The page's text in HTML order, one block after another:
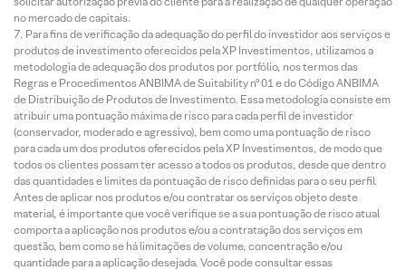
no mercado de capitais.
Para fins de verificação da adequação do perfil do investidor aos serviços e
produtos de investimento oferecidos pela XP Investimentos, utilizamos a
metodologia de adequação dos produtos por portfólio, nos termos das
Regras e Procedimentos ANBIMA de Suitability nº 01 e do Código ANBIMA
de Distribuição de Produtos de Investimento. Essa metodologia consiste em
atribuir uma pontuação máxima de risco para cada perfil de investidor
(conservador, moderado e agressivo), bem como uma pontuação de risco
para cada um dos produtos oferecidos pela XP Investimentos, de modo que
todos os clientes possam ter acesso a todos os produtos, desde que dentro
das quantidades e limites da pontuação de risco definidas para o seu perfil.
Antes de aplicar nos produtos e/ou contratar os serviços objeto deste
material, é importante que você verifique se a sua pontuação de risco atual
comporta a aplicação nos produtos e/ou a contratação dos serviços em
questão, bem como se há limitações de volume, concentração e/ou
quantidade para a aplicação desejada. Você pode consultar essas